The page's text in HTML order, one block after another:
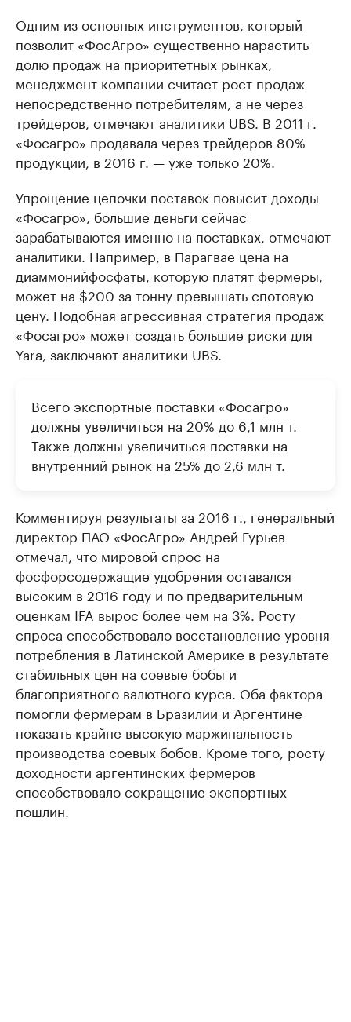
Одним из основных инструментов, который
позволит «ФосАгро» существенно нарастить
долю продаж на приоритетных рынках,
менеджмент компании считает рост продаж
непосредственно потребителям, а не через
трейдеров, отмечают аналитики UBS. В 2011 г.
«Фосагро» продавала через трейдеров 80%
продукции, в 2016 г. — уже только 20%.
Упрощение цепочки поставок повысит доходы
«Фосагро», большие деньги сейчас
зарабатываются именно на поставках, отмечают
аналитики. Например, в Парагвае цена на
диаммонийфосфаты, которую платят фермеры,
может на $200 за тонну превышать спотовую
цену. Подобная агрессивная стратегия продаж
«Фосагро» может создать большие риски для
Yara, заключают аналитики UBS.
Всего экспортные поставки «Фосагро»
должны увеличиться на 20% до 6,1 млн т.
Также должны увеличиться поставки на
внутренний рынок на 25% до 2,6 млн т.
Комментируя результаты за 2016 г., генеральный
директор ПАО «ФосАгро» Андрей Гурьев
отмечал, что мировой спрос на
фосфорсодержащие удобрения оставался
высоким в 2016 году и по предварительным
оценкам IFA вырос более чем на 3%. Росту
спроса способствовало восстановление уровня
потребления в Латинской Америке в результате
стабильных цен на соевые бобы и
благоприятного валютного курса. Оба фактора
помогли фермерам в Бразилии и Аргентине
показать крайне высокую маржинальность
производства соевых бобов. Кроме того, росту
доходности аргентинских фермеров
способствовало сокращение экспортных
пошлин.